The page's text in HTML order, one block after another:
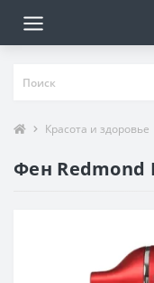
Красота и здоровье
Фен Redmond